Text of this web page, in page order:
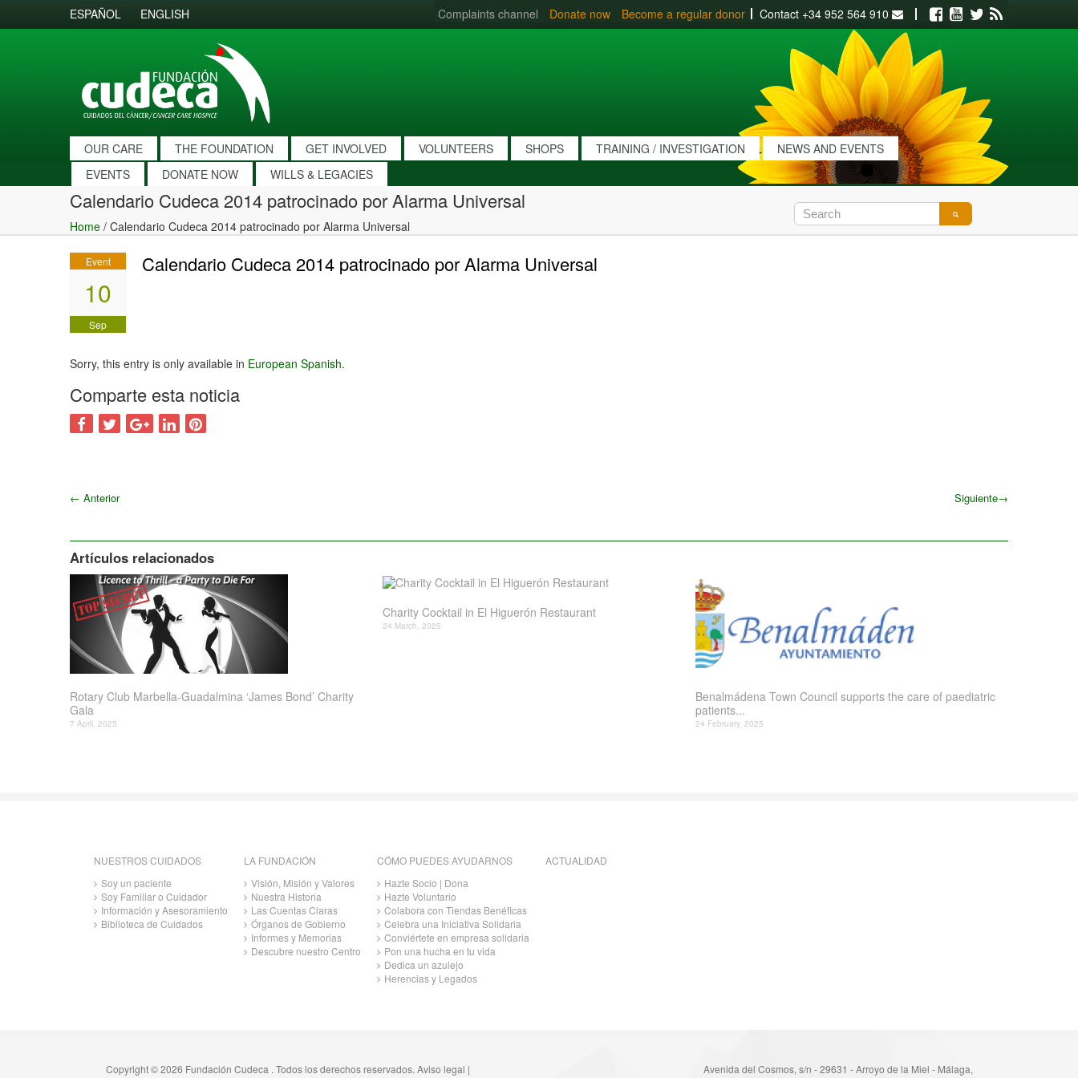
ESPAÑOL ENGLISH Complaints channel Donate now Become a regular donor Contact +34 952 564 910 Facebook
Youtube
Twitter
OUR CARE THE FOUNDATION GET INVOLVED VOLUNTEERS SHOPS TRAINING / INVESTIGATION
NEWS AND EVENTS
EVENTS
DONATE NOW WILLS & LEGACIES
Calendario Cudeca 2014 patrocinado por Alarma Universal
Home / Calendario Cudeca 2014 patrocinado por Alarma Universal
Event
10
Sep
Calendario Cudeca 2014 patrocinado por Alarma Universal
Sorry, this entry is only available in European Spanish.
Comparte esta noticia
← Anterior Siguiente→
Artículos relacionados
Rotary Club Marbella-Guadalmina ‘James Bond’ Charity
Gala
7 April, 2025
Charity Cocktail in El Higuerón Restaurant
24 March, 2025
Benalmádena Town Council supports the care of paediatric
patients...
24 February, 2025
NUESTROS CUIDADOS
Soy un paciente
Soy Familiar o Cuidador
Información y Asesoramiento
Biblioteca de Cuidados
LA FUNDACIÓN
Visión, Misión y Valores
Nuestra Historia
Las Cuentas Claras
Órganos de Gobierno
Informes y Memorias
Descubre nuestro Centro
CÓMO PUEDES AYUDARNOS
Hazte Socio | Dona
Hazte Voluntario
Colabora con Tiendas Benéficas
Celebra una Iniciativa Solidaria
Conviértete en empresa solidaria
Pon una hucha en tu vida
Dedica un azulejo
Herencias y Legados
ACTUALIDAD
Copyright © 2026 Fundación Cudeca . Todos los derechos reservados. Aviso legal |
Avenida del Cosmos, s/n - 29631 - Arroyo de la Miel - Málaga,